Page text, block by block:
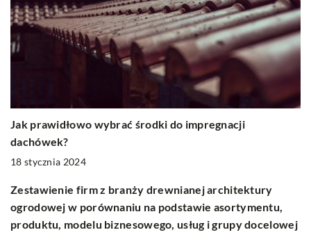
Jak prawidłowo wybrać środki do impregnacji
dachówek?
18 stycznia 2024
Zestawienie firm z branży drewnianej architektury
ogrodowej w porównaniu na podstawie asortymentu,
produktu, modelu biznesowego, usług i grupy docelowej